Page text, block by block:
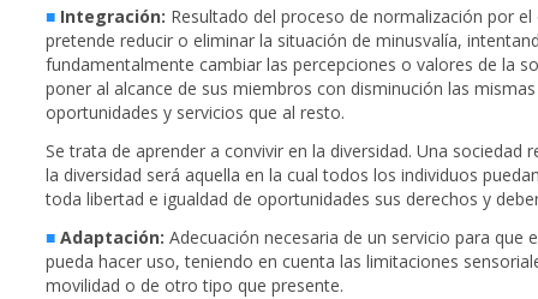
■ Integración: Resultado del proceso de normalización por el
pretende reducir o eliminar la situación de minusvalía,
fundamentalmente cambiar las percepciones o valores de la
poner al alcance de sus miembros con disminución las mismas
oportunidades y servicios que al resto.
Se trata de aprender a convivir en la diversidad. Una sociedad
la diversidad será aquella en la cual todos los individuos
toda libertad e igualdad de oportunidades sus derechos y
■ Adaptación: Adecuación necesaria de un servicio para que
pueda hacer uso, teniendo en cuenta las limitaciones
movilidad o de otro tipo que presente.